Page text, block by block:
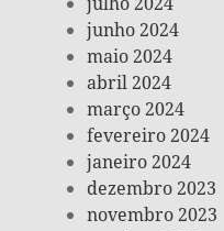
junho 2024
maio 2024
abril 2024
março 2024
fevereiro 2024
janeiro 2024
dezembro 2023
novembro 2023